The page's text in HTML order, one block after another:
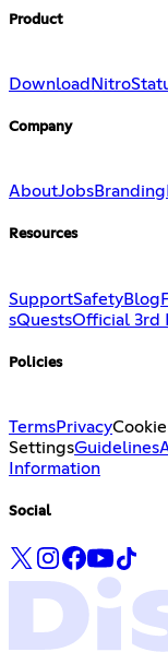
Product
Download Nitro
Company
AboutJobsBranding
Resources
SupportSafetyBlog
sQuestsOfficial 3rd
Policies
TermsPrivacyCookie
SettingsGuidelines
Information
Social